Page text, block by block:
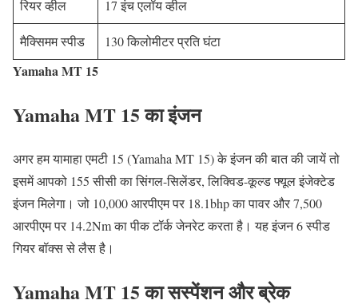
रियर व्हील 17 इंच एलॉय व्हील
मैक्सिमम स्पीड 130 किलोमीटर प्रति घंटा
Yamaha MT 15
Yamaha MT 15 का इंजन
अगर हम यामाहा एमटी 15 (Yamaha MT 15) के इंजन की बात की जायें तो
इसमें आपको 155 सीसी का सिंगल-सिलेंडर, लिक्विड-कूल्ड फ्यूल इंजेक्टेड
इंजन मिलेगा। जो 10,000 आरपीएम पर 18.1bhp का पावर और 7,500
आरपीएम पर 14.2Nm का पीक टॉर्क जेनरेट करता है। यह इंजन 6 स्पीड
गियर बॉक्स से लैस है।
Yamaha MT 15 का सस्पेंशन और ब्रेक